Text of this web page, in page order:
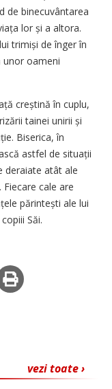
de binecuvântarea
lor și a altora.
trimiși de înger în
unor oameni
creștină în cuplu,
tainei unirii și
Biserica, în
astfel de situații
deraiate atât ale
cale are
părintești ale lui
Săi.
vezi toate ›